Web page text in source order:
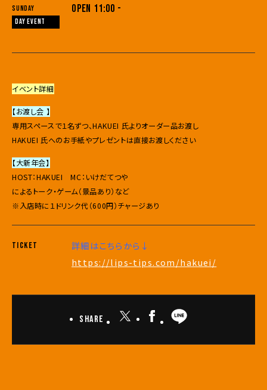
Sunday
DAY EVENT
OPEN 11:00 -
イベント詳細
【お渡し会 】
専用スペースで１名ずつ、HAKUEI 氏よりオーダー品お渡し
HAKUEI 氏へのお手紙やプレゼントは直接お渡しください
【大新年会】
HOST：HAKUEI MC：いけだてつや
によるトーク・ゲーム（景品あり）など
※入店時に１ドリンク代（600円）チャージあり
TICKET
詳細はこちらから↓
https://lips-tips.com/hakuei/
Share